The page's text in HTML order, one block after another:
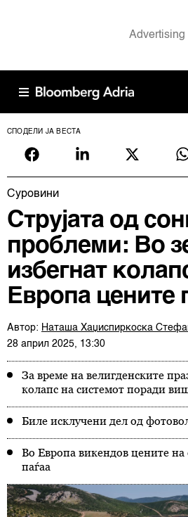
СПОДЕЛИ ЈА ВЕСТА
Суровини
Струјата од
проблеми: Во
избегнат
Европа цените
Автор: Наташа Хаџиспиркоска
28 април 2025, 13:30
За време на велигденските
колапс на системот поради
Биле исклучени дел од
Во Европа викендов цените на
паѓаа